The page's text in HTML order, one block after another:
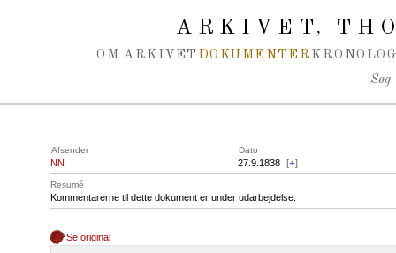
ARKIVET,
OM ARKIVET DOKUMENTER
Søg
Afsender Dato
NN 27.9.1838 [+]
Resumé
Kommentarerne til dette dokument er under udarbejdelse.
Se original